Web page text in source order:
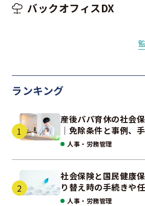
バックオフィスDX
ランキング
産後パパ育休の社会
｜免除条件と事例、
説人事・労務管理
社会保険と国民健康
り替え時の手続きや
説！
人事・労務管理